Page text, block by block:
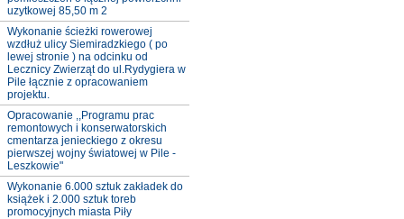
uzytkowej 85,50 m 2
Wykonanie ścieżki rowerowej
wzdłuż ulicy Siemiradzkiego ( po
lewej stronie ) na odcinku od
Lecznicy Zwierząt do ul.Rydygiera w
Pile łącznie z opracowaniem
projektu.
Opracowanie ,,Programu prac
remontowych i konserwatorskich
cmentarza jenieckiego z okresu
pierwszej wojny światowej w Pile -
Leszkowie"
Wykonanie 6.000 sztuk zakładek do
książek i 2.000 sztuk toreb
promocyjnych miasta Piły